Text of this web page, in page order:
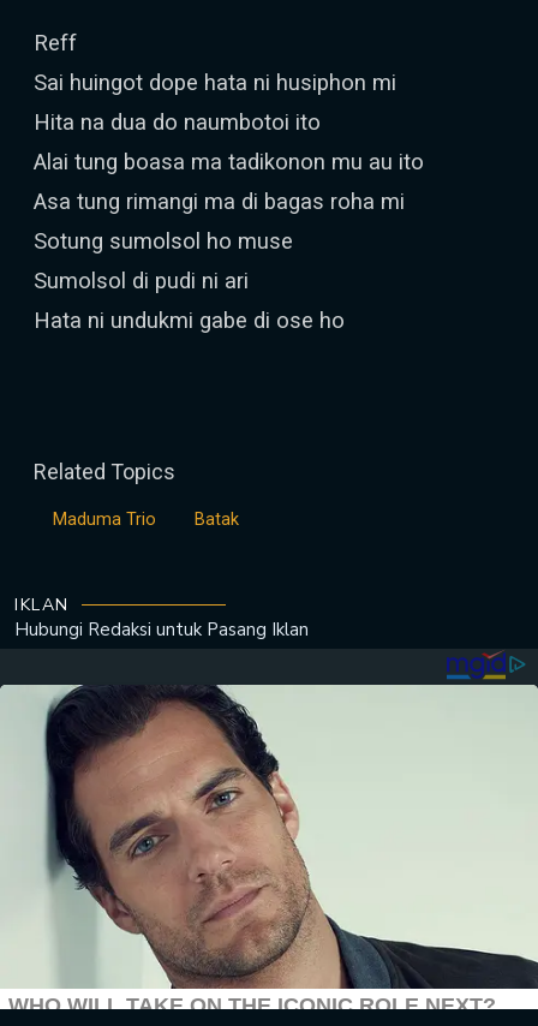
Reff
Sai huingot dope hata ni husiphon mi
Hita na dua do naumbotoi ito
Alai tung boasa ma tadikonon mu au ito
Asa tung rimangi ma di bagas roha mi
Sotung sumolsol ho muse
Sumolsol di pudi ni ari
Hata ni undukmi gabe di ose ho
Related Topics
Maduma Trio Batak
IKLAN
Hubungi Redaksi untuk Pasang Iklan